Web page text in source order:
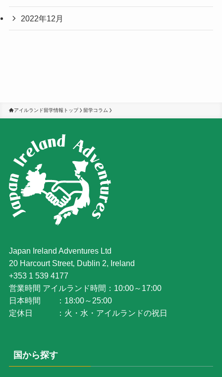
2022年12月
アイルランド留学情報トップ 留学コラム
Japan Ireland Adventures Ltd
20 Harcourt Street‚ Dublin 2, Ireland
+353 1 539 4177
営業時間 アイルランド時間：10:00～17:00
日本時間 ：18:00～25:00
定休日 ：火・水・アイルランドの祝日
国から探す